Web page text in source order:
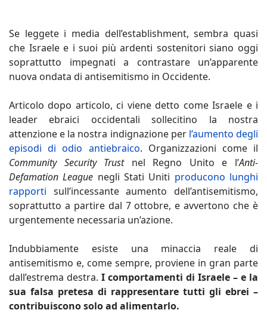
Se leggete i media dell’establishment, sembra quasi
che Israele e i suoi più ardenti sostenitori siano oggi
soprattutto impegnati a contrastare un’apparente
nuova ondata di antisemitismo in Occidente.
Articolo dopo articolo, ci viene detto come Israele e i
leader ebraici occidentali sollecitino la nostra
attenzione e la nostra indignazione per l’aumento degli
episodi di odio antiebraico. Organizzazioni come il
Community Security Trustnel Regno Unito e l’Anti-
Defamation League negli Stati Uniti producono lunghi
rapporti sull’incessante aumento dell’antisemitismo,
soprattutto a partire dal 7 ottobre, e avvertono che è
urgentemente necessaria un’azione.
Indubbiamente esiste una minaccia reale di
antisemitismo e, come sempre, proviene in gran parte
dall’estrema destra. I comportamenti di Israele – e la
sua falsa pretesa di rappresentare tutti gli ebrei –
contribuiscono solo ad alimentarlo.